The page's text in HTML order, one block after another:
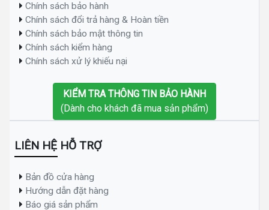
Chính sách bảo hành
Chính sách đổi trả hàng & Hoàn tiền
Chính sách bảo mật thông tin
Chính sách kiểm hàng
Chính sách xử lý khiếu nại
KIỂM TRA THÔNG TIN BẢO HÀNH
(Dành cho khách đã mua sản phẩm)
LIÊN HỆ HỖ TRỢ
Bản đồ cửa hàng
Hướng dẫn đặt hàng
Báo giá sản phẩm